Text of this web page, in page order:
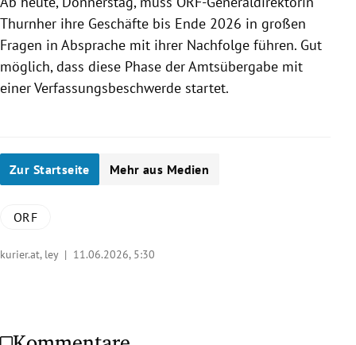
Thurnher ihre Geschäfte bis Ende 2026 in großen
Fragen in Absprache mit ihrer Nachfolge führen. Gut
möglich, dass diese Phase der Amtsübergabe mit
einer Verfassungsbeschwerde startet.
Zur Startseite Mehr aus Medien
ORF
kurier.at, ley | 11.06.2026, 5:30